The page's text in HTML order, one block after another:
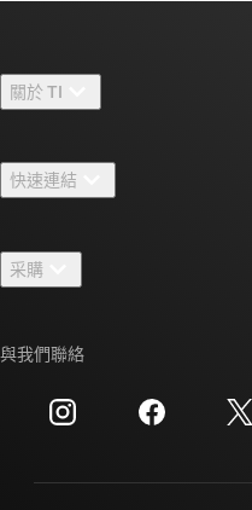
關於 TI
人才招募
新聞室
活動
投資人關系
快速連結
TI E2E™ 設計支援論壇
交互參考搜索
客戶支援中心
采購
訂購 FAQ
與我們聯絡